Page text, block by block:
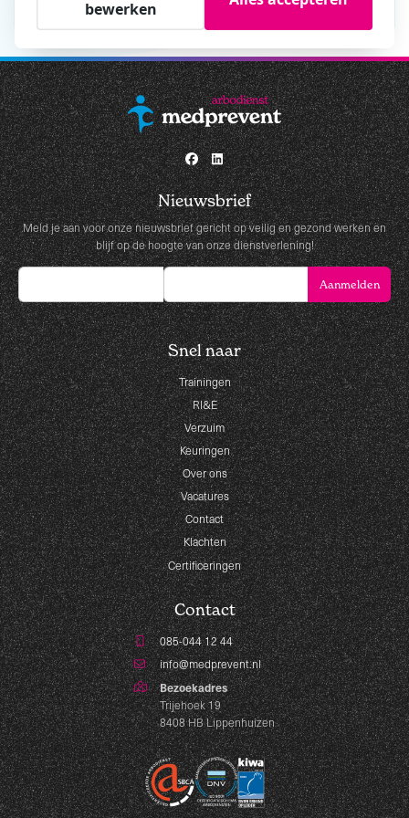
Nieuwsbrief
Meld je aan voor onze nieuwsbrief gericht op veilig en gezond werken en
blijf op de hoogte van onze dienstverlening!
Snel naar
Trainingen
RI&E
Verzuim
Keuringen
Over ons
Vacatures
Contact
Klachten
Certificeringen
Contact
085-044 12 44
info@medprevent.nl
Bezoekadres
Trijehoek 19
8408 HB Lippenhuizen
bewerken